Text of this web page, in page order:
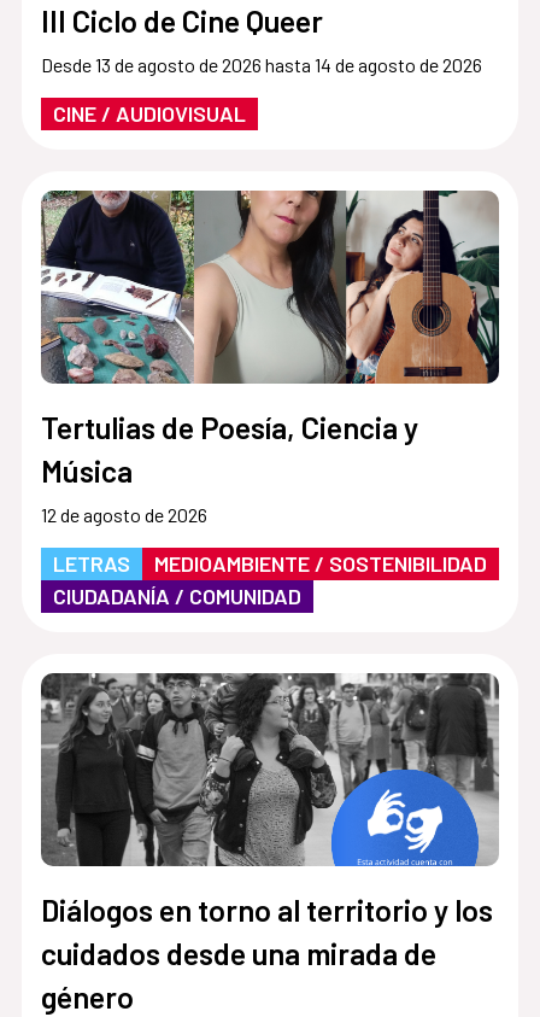
III Ciclo de Cine Queer
Desde 13 de agosto de 2026 hasta 14 de agosto de 2026
CINE / AUDIOVISUAL
Tertulias de Poesía, Ciencia y
Música
12 de agosto de 2026
LETRAS
MEDIOAMBIENTE / SOSTENIBILIDAD
CIUDADANÍA / COMUNIDAD
Diálogos en torno al territorio y los
cuidados desde una mirada de
género